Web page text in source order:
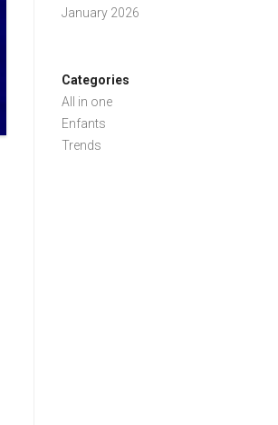
January 2026
Categories
All in one
Enfants
Trends